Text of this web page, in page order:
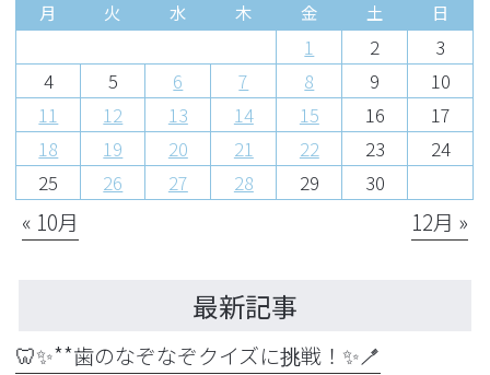
月 火 水 木 金 土 日
1 2
3
4
5 6 7 8 9
10
11
12 13 14 15 16
17
18
19 20 21 22 23
24
25
26 27 28 29 30
« 10月 12月 »
最新記事
🦷✨**歯のなぞなぞクイズに挑戦！✨🪥